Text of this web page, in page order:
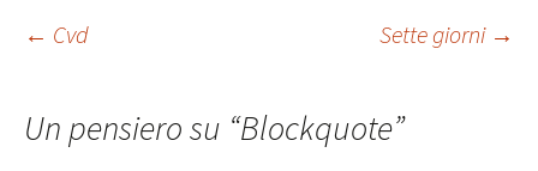
Navigazione
articolo
← Cvd Sette giorni →
Un pensiero su “Blockquote”